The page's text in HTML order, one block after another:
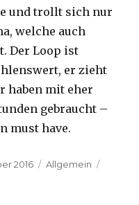
und trollt sich nur
welche auch
Der Loop ist
er zieht
haben mit eher
gebraucht –
must have.
2016 Kategorien
Allgemein